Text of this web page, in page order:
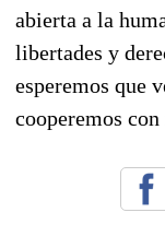
abierta a la
libertades y
esperemos que
cooperemos